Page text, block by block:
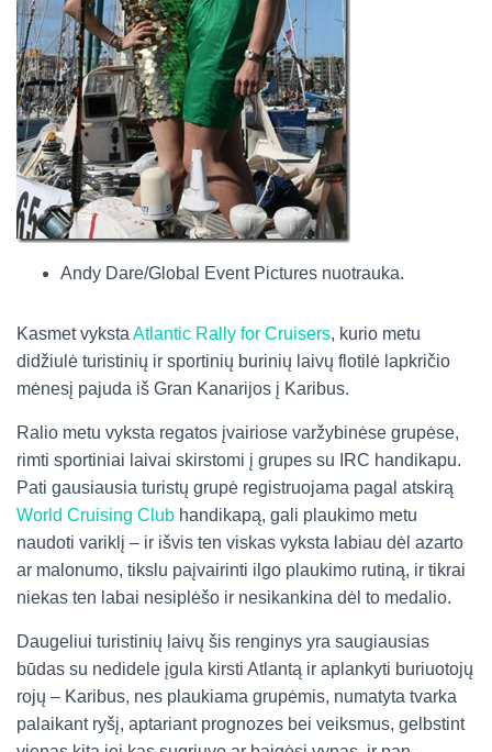
Andy Dare/Global Event Pictures nuotrauka.
Kasmet vyksta Atlantic Rally for Cruisers, kurio metu
didžiulė turistinių ir sportinių burinių laivų flotilė lapkričio
mėnesį pajuda iš Gran Kanarijos į Karibus.
Ralio metu vyksta regatos įvairiose varžybinėse grupėse,
rimti sportiniai laivai skirstomi į grupes su IRC handikapu.
Pati gausiausia turistų grupė registruojama pagal atskirą
World Cruising Club handikapą, gali plaukimo metu
naudoti variklį – ir išvis ten viskas vyksta labiau dėl azarto
ar malonumo, tikslu paįvairinti ilgo plaukimo rutiną, ir tikrai
niekas ten labai nesiplėšo ir nesikankina dėl to medalio.
Daugeliui turistinių laivų šis renginys yra saugiausias
būdas su nedidele įgula kirsti Atlantą ir aplankyti buriuotojų
rojų – Karibus, nes plaukiama grupėmis, numatyta tvarka
palaikant ryšį, aptariant prognozes bei veiksmus, gelbstint